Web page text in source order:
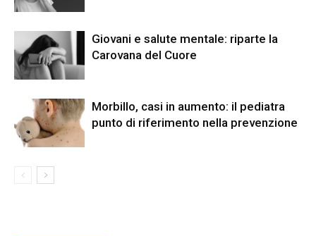
Giovani e salute mentale: riparte la
Carovana del Cuore
Morbillo, casi in aumento: il pediatra
punto di riferimento nella prevenzione